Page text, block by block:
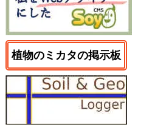
植物のミカタの掲示板